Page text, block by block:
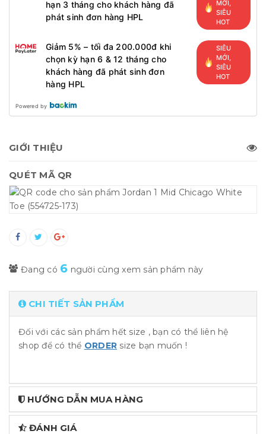
hạn 3 tháng cho khách hàng đã
phát sinh đơn hàng HPL
MỚI,
SIÊU
HOT
Giảm 5% – tối đa 200.000đ khi
chọn kỳ hạn 6 & 12 tháng cho
khách hàng đã phát sinh đơn
hàng HPL
SIÊU
MỚI,
SIÊU
HOT
Powered by
GIỚI THIỆU
QUÉT MÃ QR
Đang có 6 người cùng xem sản phẩm này
CHI TIẾT SẢN PHẨM
Đối với các sản phẩm hết size , bạn có thể liên hệ
shop để có thể ORDER size bạn muốn !
HƯỚNG DẪN MUA HÀNG
ĐÁNH GIÁ